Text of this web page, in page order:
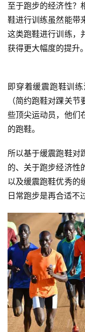
至于跑步的经济性？
鞋进行训练虽然能带
这类跑鞋进行训练，
获得更大幅度的提升。
即穿着缓震跑鞋训
（简约跑鞋对踝关
些顶尖运动员，他们
的跑鞋。
所以基于缓震跑鞋对
的、关于跑步经济性
以及缓震跑鞋优秀的
日常跑步是再合适不